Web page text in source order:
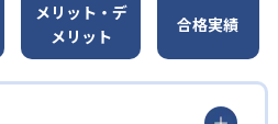
メリット・デ
メリット
合格実績